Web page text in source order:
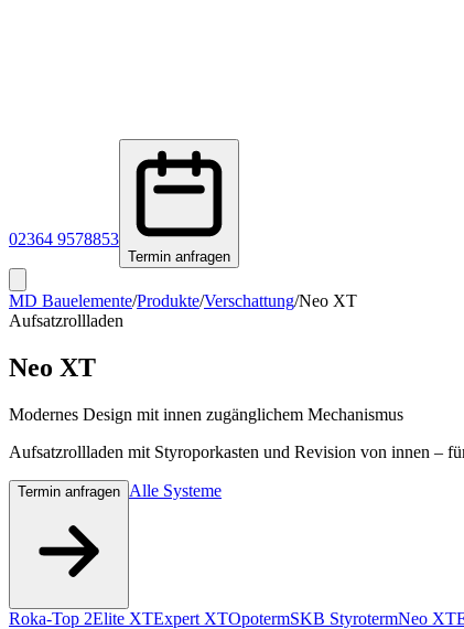
02364 9578853
Termin anfragen
MD Bauelemente/Produkte/Verschattung/Neo XT
Aufsatzrollladen
Neo XT
Modernes Design mit innen zugänglichem Mechanismus
Aufsatzrollladen mit Styroporkasten und Revision von innen –
Termin anfragen Alle Systeme
Roka-Top 2Elite XTExpert XTOpotermSKB StyrotermNeo XT